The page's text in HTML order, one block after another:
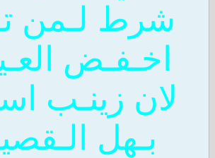
شرط لـمن
اخـفـض
لان زينـب
بـهل